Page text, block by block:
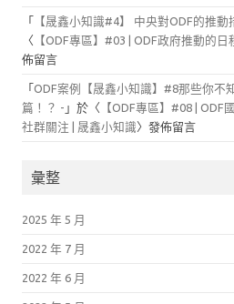
「 【晟鑫小知識#4】 中央對ODF的推
〈 【ODF專區】#03 | ODF政府推動的
佈留言
「 ODF案例【晟鑫小知識】#8那些你不
篇！？ - 」於〈 【ODF專區】#08 | ODF
社群關注 | 晟鑫小知識〉發佈留言
彙整
2025 年 5 月
2022 年 7 月
2022 年 6 月